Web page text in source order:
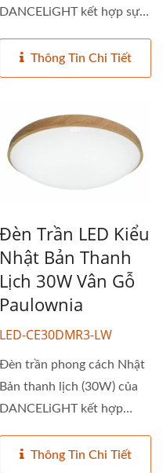
DANCELiGHT kết hợp sự
Thông Tin Chi Tiết
Đèn Trần LED Kiểu
Nhật Bản Thanh
Lịch 30W Vân Gỗ
Paulownia
LED-CE30DMR3-LW
Đèn trần phong cách Nhật
Bản thanh lịch (30W) của
DANCELiGHT kết hợp
Thông Tin Chi Tiết